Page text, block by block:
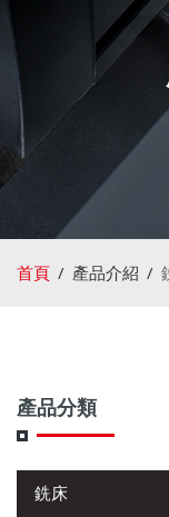
首頁 產品介紹
產品分類
銑床